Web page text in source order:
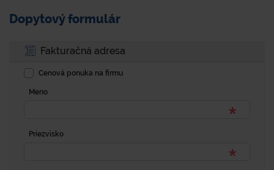
Dopytový formulár
Fakturačná adresa
Cenová ponuka na firmu
Meno
Priezvisko